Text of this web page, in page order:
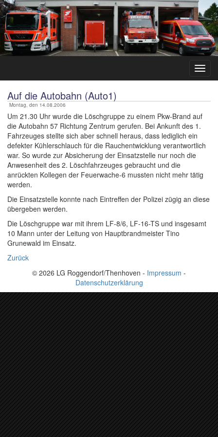
Auf die Autobahn (Auto1)
Montag, den 14.08.2006
Um 21.30 Uhr wurde die Löschgruppe zu einem Pkw-Brand auf
die Autobahn 57 Richtung Zentrum gerufen. Bei Ankunft des 1.
Fahrzeuges stellte sich aber schnell heraus, dass lediglich ein
defekter Kühlerschlauch für die Rauchentwicklung verantwortlich
war. So wurde zur Absicherung der Einsatzstelle nur noch die
Anwesenheit des 2. Löschfahrzeuges gebraucht und die
anrückten Kollegen der Feuerwache-6 mussten nicht mehr tätig
werden.
Die Einsatzstelle konnte nach Eintreffen der Polizei zügig an diese
übergeben werden.
Die Löschgruppe war mit ihrem LF-8/6, LF-16-TS und insgesamt
10 Mann unter der Leitung von Hauptbrandmeister Tino
Grunewald im Einsatz.
Zurück
© 2026 LG Roggendorf/Thenhoven - Impressum -
Datenschutzerklärung